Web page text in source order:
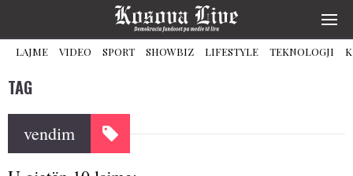
LAJME VIDEO SPORT SHOWBIZ LIFESTYLE TEKNOLOGJI
TAG
vendim